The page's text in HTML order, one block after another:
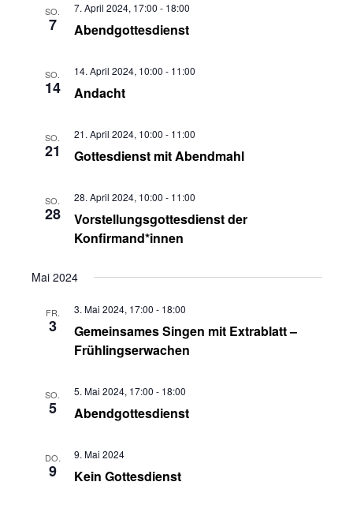
SO.
7 Abendgottesdienst
7. April 2024, 17:00 - 18:00
SO.
14 Andacht
14. April 2024, 10:00 - 11:00
SO.
21 Gottesdienst mit Abendmahl
21. April 2024, 10:00 - 11:00
SO.
28
Vorstellungsgottesdienst der
Konfirmand*innen
28. April 2024, 10:00 - 11:00
Mai 2024
FR.
3
Gemeinsames Singen mit Extrablatt –
Frühlingserwachen
3. Mai 2024, 17:00 - 18:00
SO.
5 Abendgottesdienst
5. Mai 2024, 17:00 - 18:00
DO.
9 Kein Gottesdienst
9. Mai 2024